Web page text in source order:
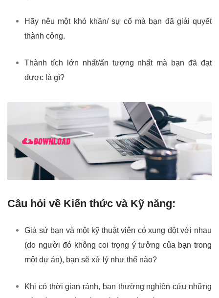
Hãy nêu một khó khăn/ sự cố mà bạn đã giải quyết
thành công.
Thành tích lớn nhất/ấn tượng nhất mà bạn đã đạt
được là gì?
Câu hỏi về Kiến thức và Kỹ năng:
Giả sử bạn và một kỹ thuật viên có xung đột với nhau
(do người đó không coi trọng ý tưởng của bạn trong
một dự án), bạn sẽ xử lý như thế nào?
Khi có thời gian rảnh, bạn thường nghiên cứu những